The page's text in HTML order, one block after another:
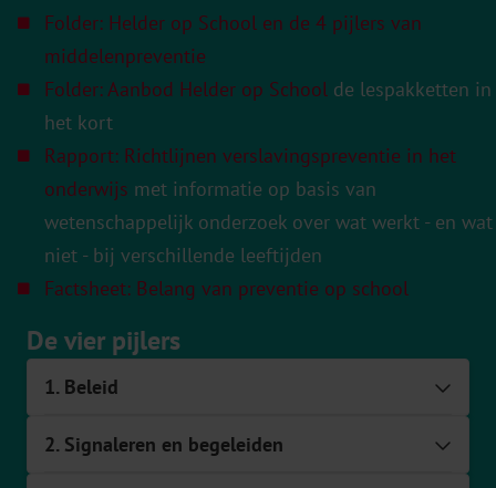
Folder: Helder op School en de 4 pijlers van
middelenpreventie
Folder: Aanbod Helder op School de lespakketten in
het kort
Rapport: Richtlijnen verslavingspreventie in het
onderwijs met informatie op basis van
wetenschappelijk onderzoek over wat werkt - en wat
niet - bij verschillende leeftijden
Factsheet: Belang van preventie op school
De vier pijlers
1. Beleid
2. Signaleren en begeleiden